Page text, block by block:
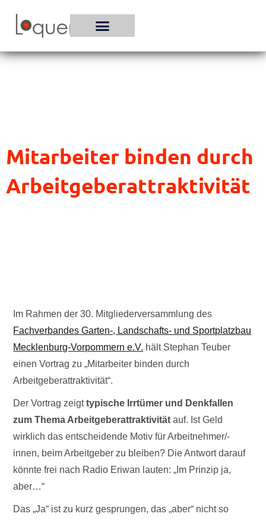
Inhalt
Mitarbeiter binden durch
Arbeitgeberattraktivität
Im Rahmen der 30. Mitgliederversammlung des
Fachverbandes Garten-, Landschafts- und Sportplatzbau
Mecklenburg-Vorpommern e.V. hält Stephan Teuber
einen Vortrag zu „Mitarbeiter binden durch
Arbeitgeberattraktivität“.
Der Vortrag zeigttypische Irrtümer und Denkfallen
zum Thema Arbeitgeberattraktivität auf. Ist Geld
wirklich das entscheidende Motiv für Arbeitnehmer/-
innen, beim Arbeitgeber zu bleiben? Die Antwort darauf
könnte frei nach Radio Eriwan lauten: „Im Prinzip ja,
aber…“
Das „Ja“ ist zu kurz gesprungen, das „aber“ nicht so